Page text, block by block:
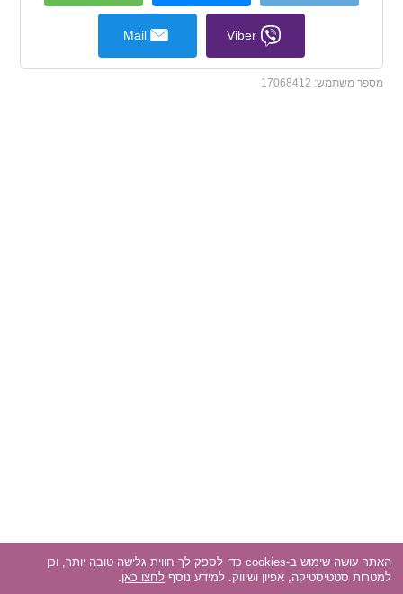
Viber
Mail
מספר משתמש: 17068412
האתר עושה שימוש ב-cookies כדי לספק לך חווית גלישה טובה יותר, וכן
למטרות סטטיסטיקה, אפיון ושיווק. למידע נוסף לחצו כאן.